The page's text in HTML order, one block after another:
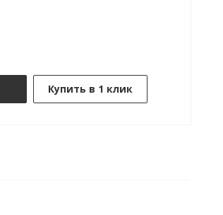
Купить в 1 клик